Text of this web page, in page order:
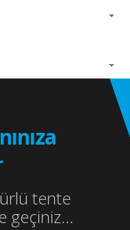
tente
geçiniz...